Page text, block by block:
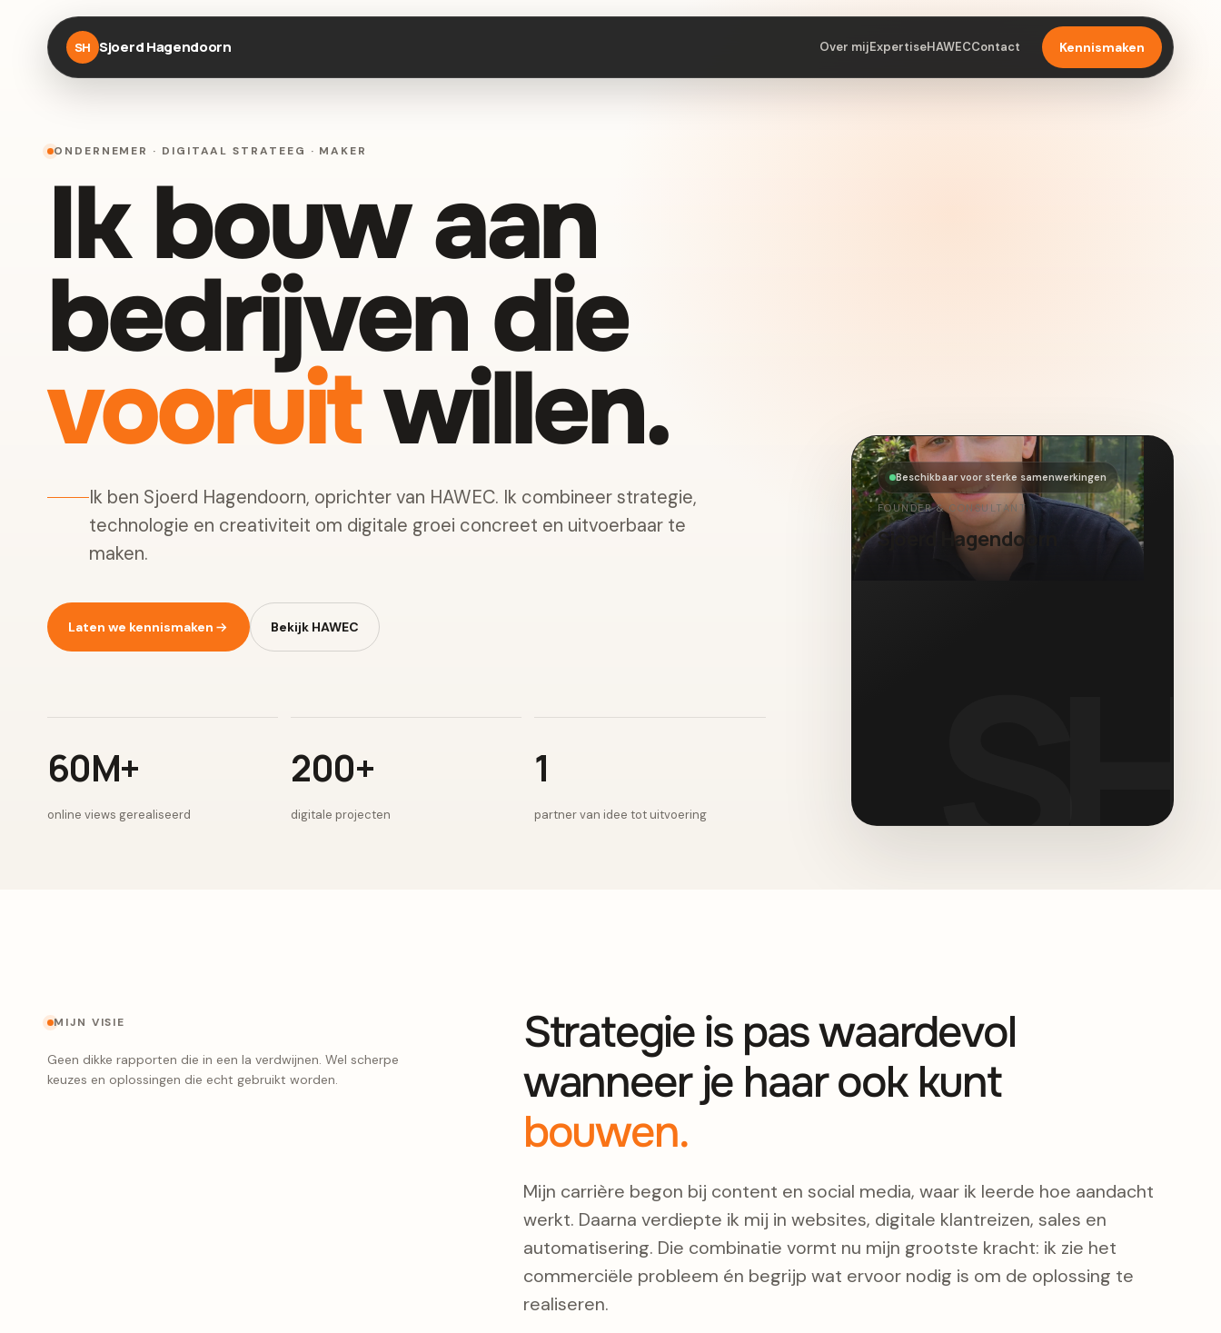
SH Sjoerd Hagendoorn Over mijExpertiseHAWECContact Kennismaken
ONDERNEMER · DIGITAAL STRATEEG · MAKER
Ik bouw aan
bedrijven die
vooruitwillen.
Ik ben Sjoerd Hagendoorn, oprichter van HAWEC. Ik combineer strategie,
technologie en creativiteit om digitale groei concreet en uitvoerbaar te
maken.
Laten we kennismaken Bekijk HAWEC
60M+
online views gerealiseerd
200+
digitale projecten
1
partner van idee tot uitvoering
Beschikbaar voor sterke samenwerkingen
FOUNDER & CONSULTANT
Sjoerd Hagendoorn
MIJN VISIE
Geen dikke rapporten die in een la verdwijnen. Wel scherpe
keuzes en oplossingen die echt gebruikt worden.
Strategie is pas waardevol
wanneer je haar ook kunt
bouwen.
Mijn carrière begon bij content en social media, waar ik leerde hoe aandacht
werkt. Daarna verdiepte ik mij in websites, digitale klantreizen, sales en
automatisering. Die combinatie vormt nu mijn grootste kracht: ik zie het
commerciële probleem én begrijp wat ervoor nodig is om de oplossing te
realiseren.